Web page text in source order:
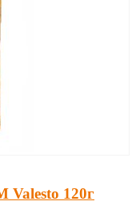
Valesto 120г